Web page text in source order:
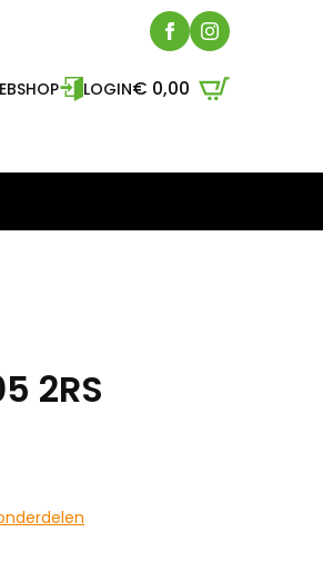
LOGIN€ 0,00
2RS